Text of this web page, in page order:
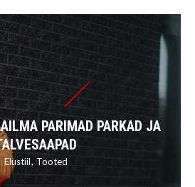
PARIMAD PARKAD JA
Elustiil Tooted